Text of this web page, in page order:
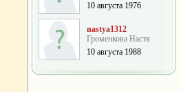
10 августа 1976
nastya1312
Громенкова Настя
10 августа 1988